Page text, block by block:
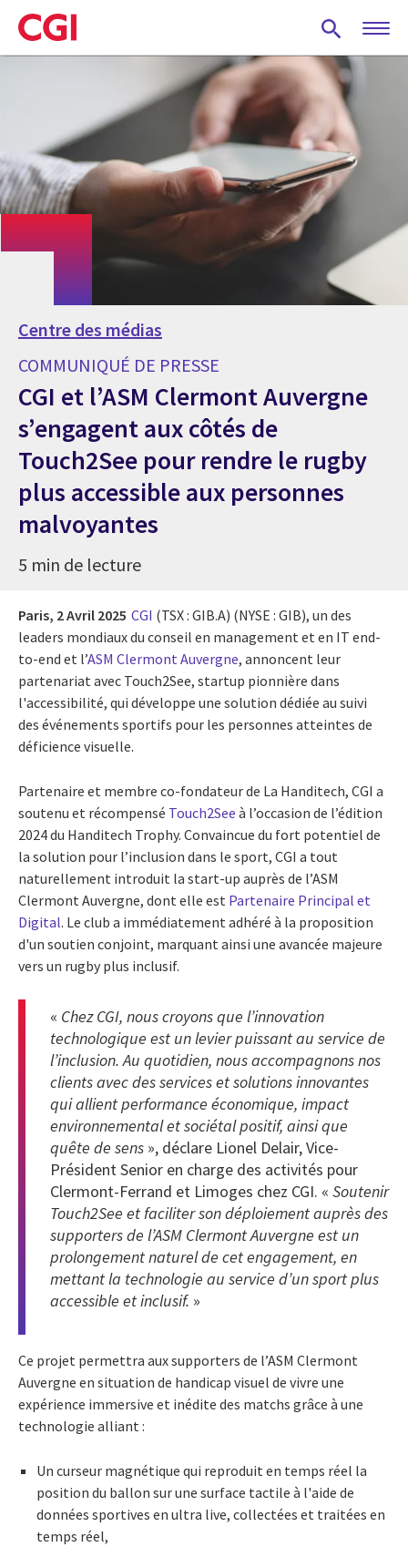
Skip
to
main
Centre des médias
COMMUNIQUÉ DE PRESSE
CGI et l’ASM Clermont Auvergne
s’engagent aux côtés de
Touch2See pour rendre le rugby
plus accessible aux personnes
malvoyantes
5 min de lecture
Paris, 2 Avril 2025 CGI (TSX : GIB.A) (NYSE : GIB), un des
leaders mondiaux du conseil en management et en IT end-
to-end et l’ASM Clermont Auvergne, annoncent leur
partenariat avec Touch2See, startup pionnière dans
l'accessibilité, qui développe une solution dédiée au suivi
des événements sportifs pour les personnes atteintes de
déficience visuelle.
Partenaire et membre co-fondateur de La Handitech, CGI a
soutenu et récompensé Touch2See à l’occasion de l’édition
2024 du Handitech Trophy. Convaincue du fort potentiel de
la solution pour l’inclusion dans le sport, CGI a tout
naturellement introduit la start-up auprès de l’ASM
Clermont Auvergne, dont elle est Partenaire Principal et
Digital. Le club a immédiatement adhéré à la proposition
d'un soutien conjoint, marquant ainsi une avancée majeure
vers un rugby plus inclusif.
« Chez CGI, nous croyons que l’innovation
technologique est un levier puissant au service de
l’inclusion. Au quotidien, nous accompagnons nos
clients avec des services et solutions innovantes
qui allient performance économique, impact
environnemental et sociétal positif, ainsi que
quête de sens », déclare Lionel Delair, Vice-
Président Senior en charge des activités pour
Clermont-Ferrand et Limoges chez CGI. « Soutenir
Touch2See et faciliter son déploiement auprès des
supporters de l’ASM Clermont Auvergne est un
prolongement naturel de cet engagement, en
mettant la technologie au service d’un sport plus
accessible et inclusif. »
Ce projet permettra aux supporters de l’ASM Clermont
Auvergne en situation de handicap visuel de vivre une
expérience immersive et inédite des matchs grâce à une
technologie alliant :
Un curseur magnétique qui reproduit en temps réel la
position du ballon sur une surface tactile à l'aide de
données sportives en ultra live, collectées et traitées en
temps réel,